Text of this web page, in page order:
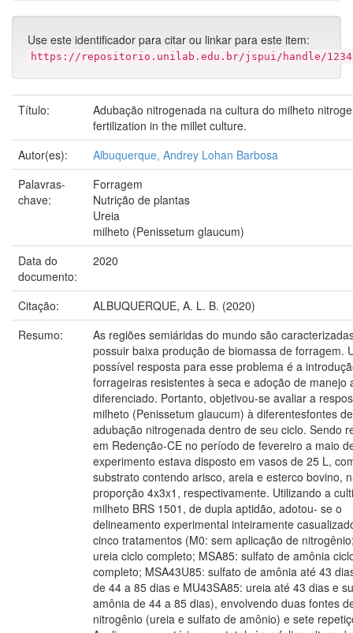
Use este identificador para citar ou linkar para este item:
https://repositorio.unilab.edu.br/jspui/handle/
Título:
Adubação nitrogenada na cultura do milheto
fertilization in the millet culture.
Autor(es):
Albuquerque, Andrey Lohan Barbosa
Palavras-
chave:
Forragem
Nutrição de plantas
Ureia
milheto (Penissetum glaucum)
Data do
documento:
2020
Citação:
ALBUQUERQUE, A. L. B. (2020)
Resumo:
As regiões semiáridas do mundo são
possuir baixa produção de biomassa de forragem.
possível resposta para esse problema é a
forrageiras resistentes à seca e adoção de manejo
diferenciado. Portanto, objetivou-se avaliar a
milheto (Penissetum glaucum) à diferentesfontes de
adubação nitrogenada dentro de seu ciclo. Sendo
em Redenção-CE no período de fevereiro a maio
experimento estava disposto em vasos de 25 L,
substrato contendo arisco, areia e esterco bovino,
proporção 4x3x1, respectivamente. Utilizando a
milheto BRS 1501, de dupla aptidão, adotou- se o
delineamento experimental inteiramente
cinco tratamentos (M0: sem aplicação de
ureia ciclo completo; MSA85: sulfato de amônia
completo; MSA43U85: sulfato de amônia até 43
de 44 a 85 dias e MU43SA85: ureia até 43 dias e
amônia de 44 a 85 dias), envolvendo duas fontes
nitrogênio (ureia e sulfato de amônio) e sete